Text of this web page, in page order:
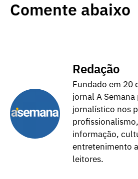
Comente abaixo
Redação
Fundado em 20
jornal A
jornalístico nos
informação,
entretenimento
leitores.